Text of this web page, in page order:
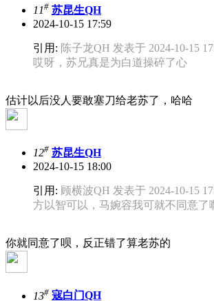
11# 苏昆生QH
2024-10-15 17:59
引用: 陈子龙QH 发表于 2024-10-15
哎呀，苏兄真是为白道操碎了心
估计以后没人要敢塞刀给老苏了，哈哈
12# 苏昆生QH
2024-10-15 18:00
引用: 顾横波QH 发表于 2024-10-15
方以智可以，马婉容我可就不同意了
你就同意了呗，反正错了算老苏的
13# 寇白门QH